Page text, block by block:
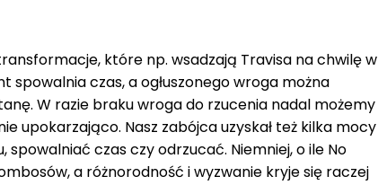
które np. wsadzają Travisa na chwilę w
czas, a ogłuszonego wroga można
W razie braku wroga do rzucenia nadal możemy
upokarzająco. Nasz zabójca uzyskał też kilka mocy
czas czy odrzucać. Niemniej, o ile No
a różnorodność i wyzwanie kryje się raczej